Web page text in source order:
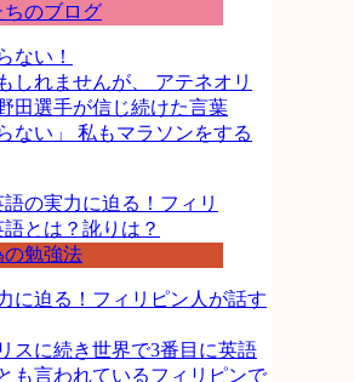
のブログ
ない！
しれませんが、 アテネオリ
田選手が信じ続けた言葉
ない」 私もマラソンをする
の勉強法
に迫る！フィリピン人が話す
スに続き世界で3番目に英語
も言われているフィリピンで